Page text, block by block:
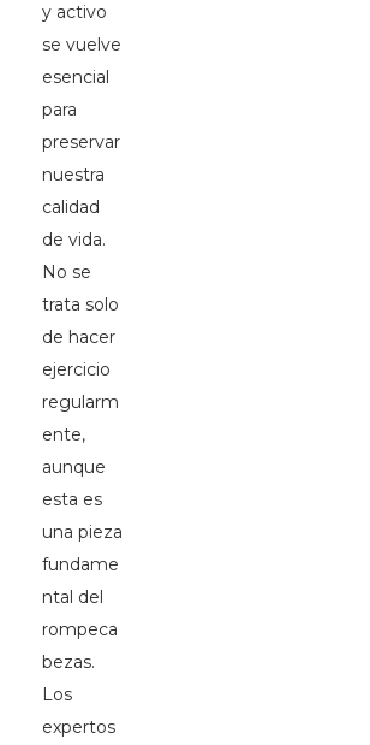
y activo
se vuelve
esencial
para
preservar
nuestra
calidad
de vida.
No se
trata solo
de hacer
ejercicio
regularm
ente,
aunque
esta es
una pieza
fundame
ntal del
rompeca
bezas.
Los
expertos